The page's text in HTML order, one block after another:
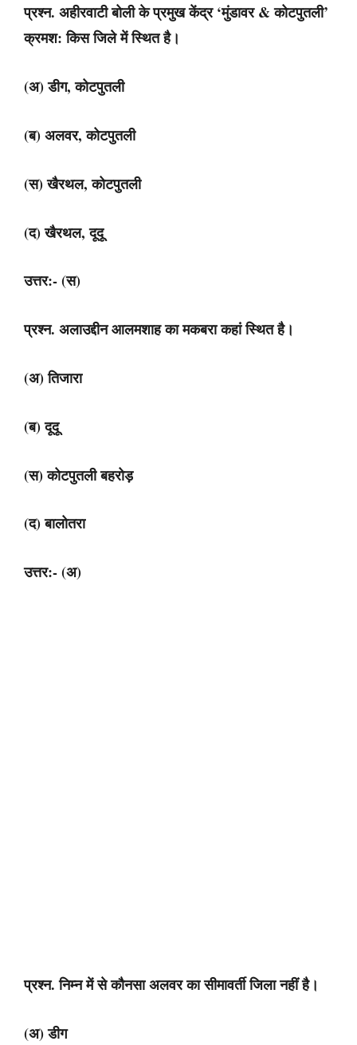
प्रश्न. अहीरवाटी बोली के प्रमुख केंद्र ‘मुंडावर & कोटपुतली’
क्रमश: किस जिले में स्थित है।
(अ) डीग, कोटपुतली
(ब) अलवर, कोटपुतली
(स) खैरथल, कोटपुतली
(द) खैरथल, दूदू
उत्तर:- (स)
प्रश्न. अलाउद्दीन आलमशाह का मकबरा कहां स्थित है।
(अ) तिजारा
(ब) दूदू
(स) कोटपुतली बहरोड़
(द) बालोतरा
उत्तर:- (अ)
प्रश्न. निम्न में से कौनसा अलवर का सीमावर्ती जिला नहीं है।
(अ) डीग